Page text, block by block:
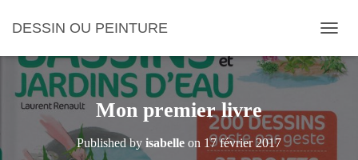
DESSIN OU PEINTURE
Mon premier livre
Published by isabelle on 17 février 2017